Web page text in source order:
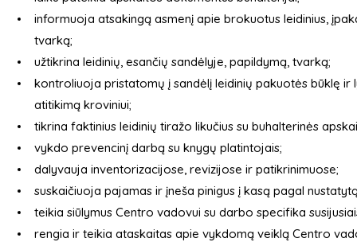
informuoja atsakingą asmenį apie brokuotus leidinius,
tvarką;
užtikrina leidinių, esančių sandėlyje, papildymą, tvarką;
kontroliuoja pristatomų į sandėlį leidinių pakuotės būklę
atitikimą kroviniui;
tikrina faktinius leidinių tiražo likučius su buhalterinės
vykdo prevencinį darbą su knygų platintojais;
dalyvauja inventorizacijose, revizijose ir patikrinimuose;
suskaičiuoja pajamas ir įneša pinigus į kasą pagal
teikia siūlymus Centro vadovui su darbo specifika
rengia ir teikia ataskaitas apie vykdomą veiklą Centro